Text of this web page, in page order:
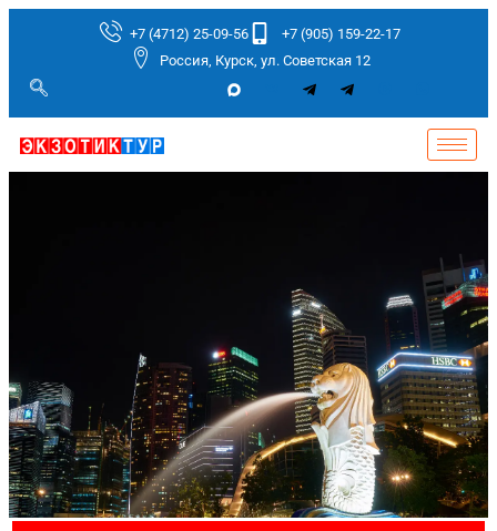
+7 (4712) 25-09-56
+7 (905) 159-22-17
Россия, Курск, ул. Советская 12